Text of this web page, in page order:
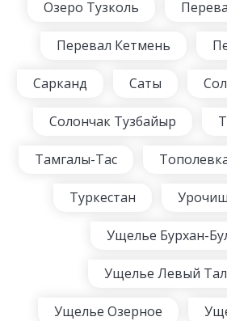
Озеро Тузколь
Перевал Кетмень
Сарканд Саты
Солончак Тузбайыр
Тамгалы-Таc
Туркестан
Ущелье Бурхан-
Ущелье Левый
Ущелье Озерное